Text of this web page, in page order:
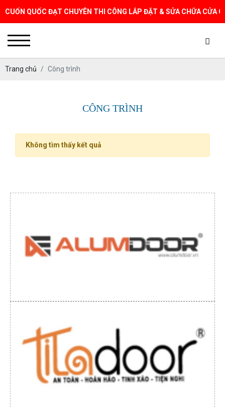
QUỐC ĐẠT CHUYÊN THI CÔNG LẮP ĐẶT & SỬA CHỮA CỬA
Trang chủ Công trình
CÔNG TRÌNH
Không tìm thấy kết quả